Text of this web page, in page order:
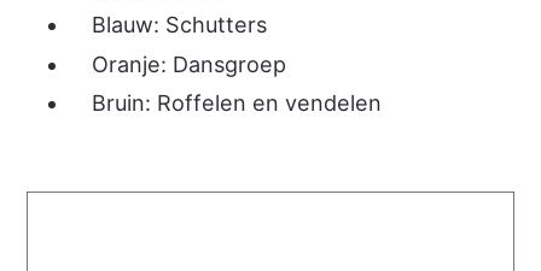
Blauw: Schutters
Oranje: Dansgroep
Bruin: Roffelen en vendelen